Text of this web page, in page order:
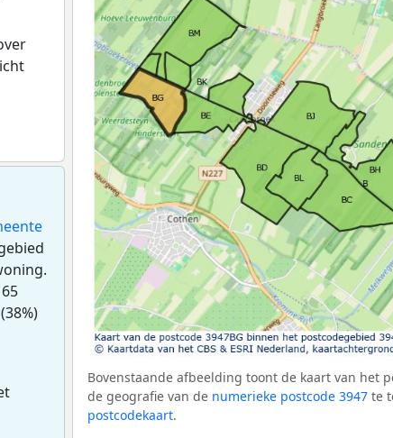
Bovenstaande afbeelding toont de kaart van het
de geografie van de numerieke postcode 3947 te
postcodekaart.